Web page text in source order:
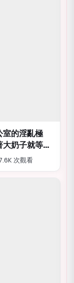
室的淫亂極
奶子就等著
辱 次觀看